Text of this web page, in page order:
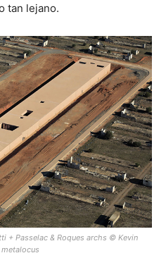
tan lejano.
+ Passelac & Roques archs © Kevin
metalocus